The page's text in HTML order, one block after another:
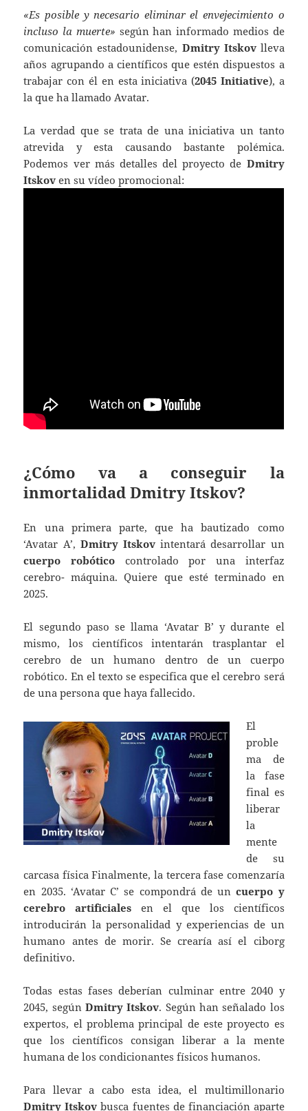
«Es posible y necesario eliminar el envejecimiento o
incluso la muerte» según han informado medios de
comunicación estadounidense, Dmitry Itskovlleva
años agrupando a científicos que estén dispuestos a
trabajar con él en esta iniciativa (2045 Initiative), a
la que ha llamado Avatar.
La verdad que se trata de una iniciativa un tanto
atrevida y esta causando bastante polémica.
Podemos ver más detalles del proyecto de Dmitry
Itskov en su vídeo promocional:
¿Cómo va a conseguir la
inmortalidadDmitry Itskov?
En una primera parte, que ha bautizado como
‘Avatar A’, Dmitry Itskov intentará desarrollar un
cuerpo robótico controlado por una interfaz
cerebro- máquina. Quiere que esté terminado en
2025.
El segundo paso se llama ‘Avatar B’ y durante el
mismo, los científicos intentarán trasplantar el
cerebro de un humano dentro de un cuerpo
robótico. En el texto se especifica que el cerebro será
de una persona que haya fallecido.
El
proble
ma de
la fase
final es
liberar
la
mente
de su
carcasa física Finalmente, la tercera fase comenzaría
en 2035. ‘Avatar C’ se compondrá de uncuerpo y
cerebro artificiales en el que los científicos
introducirán la personalidad y experiencias de un
humano antes de morir. Se crearía así el ciborg
definitivo.
Todas estas fases deberían culminar entre 2040 y
2045, segúnDmitry Itskov. Según han señalado los
expertos, el problema principal de este proyecto es
que los científicos consigan liberar a la mente
humana de los condicionantes físicos humanos.
Para llevar a cabo esta idea, el multimillonario
Dmitry Itskov busca fuentes de financiación aparte